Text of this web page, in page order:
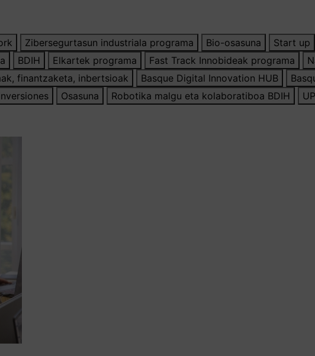
Zibersegurtasun industriala programa Bio-osasuna Start up
BDIH Elkartek programa Fast Track Innobideak programa
finantzaketa, inbertsioak Basque Digital Innovation HUB
Osasuna Robotika malgu eta kolaboratiboa BDIH